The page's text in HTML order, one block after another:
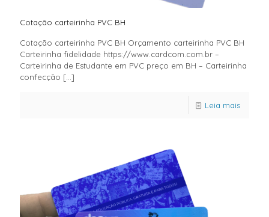
Cotação carteirinha PVC BH
Cotação carteirinha PVC BH Orçamento carteirinha PVC BH
Carteirinha fidelidade https://www.cardcom.com.br –
Carteirinha de Estudante em PVC preço em BH – Carteirinha
confecção […]
Leia mais